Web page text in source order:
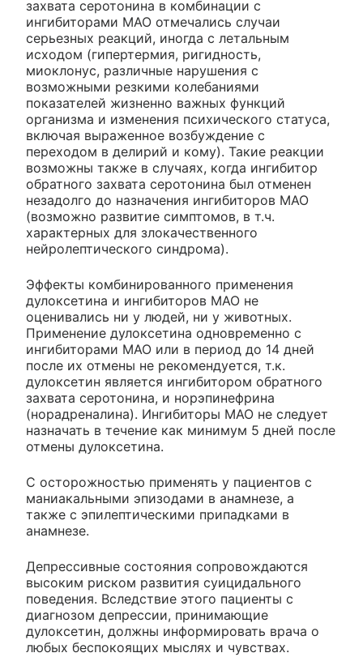
захвата серотонина в комбинации с
ингибиторами МАО отмечались случаи
серьезных реакций, иногда с летальным
исходом (гипертермия, ригидность,
миоклонус, различные нарушения с
возможными резкими колебаниями
показателей жизненно важных функций
организма и изменения психического статуса,
включая выраженное возбуждение с
переходом в делирий и кому). Такие реакции
возможны также в случаях, когда ингибитор
обратного захвата серотонина был отменен
незадолго до назначения ингибиторов МАО
(возможно развитие симптомов, в т.ч.
характерных для злокачественного
нейролептического синдрома).
Эффекты комбинированного применения
дулоксетина и ингибиторов МАО не
оценивались ни у людей, ни у животных.
Применение дулоксетина одновременно с
ингибиторами МАО или в период до 14 дней
после их отмены не рекомендуется, т.к.
дулоксетин является ингибитором обратного
захвата серотонина, и норэпинефрина
(норадреналина). Ингибиторы МАО не следует
назначать в течение как минимум 5 дней после
отмены дулоксетина.
С осторожностью применять у пациентов с
маниакальными эпизодами в анамнезе, а
также с эпилептическими припадками в
анамнезе.
Депрессивные состояния сопровождаются
высоким риском развития суицидального
поведения. Вследствие этого пациенты с
диагнозом депрессии, принимающие
дулоксетин, должны информировать врача о
любых беспокоящих мыслях и чувствах.